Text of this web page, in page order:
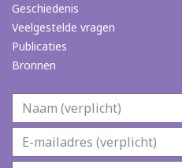
Geschiedenis
Veelgestelde vragen
Publicaties
Bronnen